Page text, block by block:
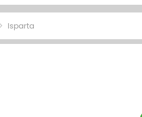
Isparta